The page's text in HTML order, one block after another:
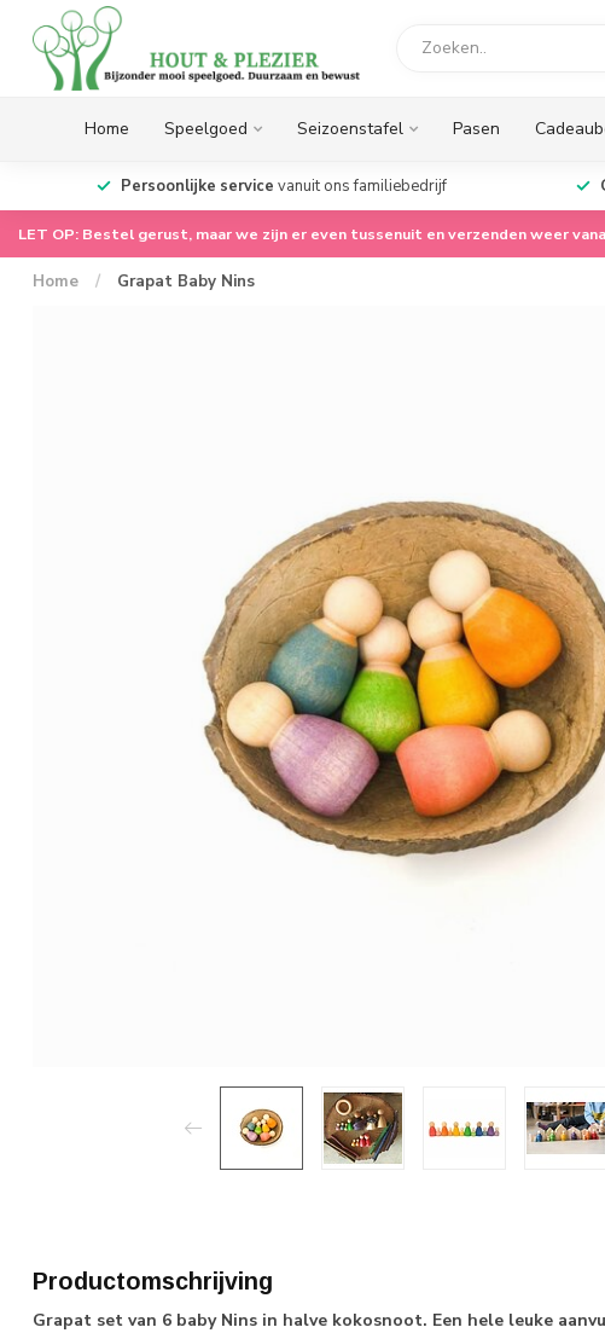
Home Speelgoed Seizoenstafel Pasen
Persoonlijke service vanuit ons familiebedrijf
LET OP: Bestel gerust, maar we zijn er even tussenuit en verzenden weer
Home / Grapat Baby Nins
Productomschrijving
Grapat set van 6 baby Nins in halve kokosnoot. Een hele leuke